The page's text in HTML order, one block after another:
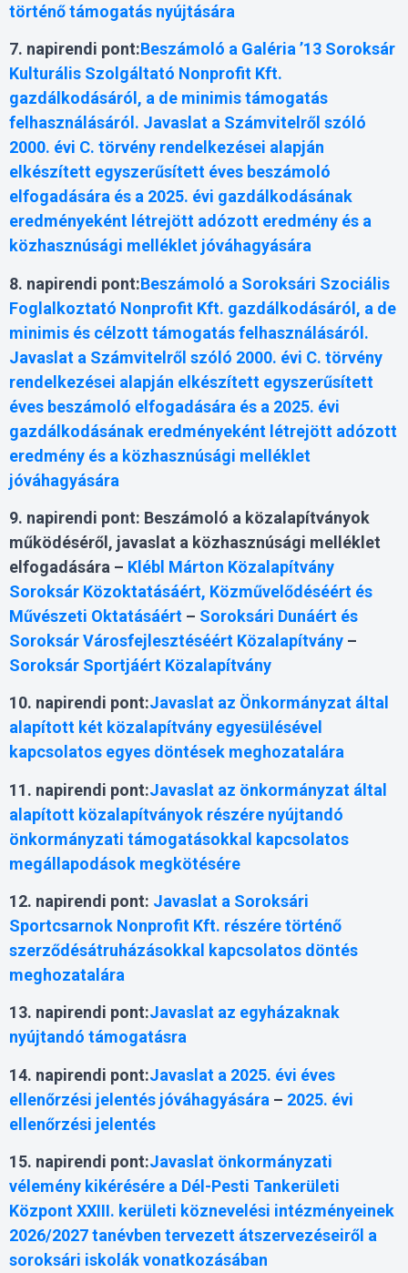
történő támogatás nyújtására
7. napirendi pont:Beszámoló a Galéria ’13 Soroksár
Kulturális Szolgáltató Nonprofit Kft.
gazdálkodásáról, a de minimis támogatás
felhasználásáról. Javaslat a Számvitelről szóló
2000. évi C. törvény rendelkezései alapján
elkészített egyszerűsített éves beszámoló
elfogadására és a 2025. évi gazdálkodásának
eredményeként létrejött adózott eredmény és a
közhasznúsági melléklet jóváhagyására
8. napirendi pont:Beszámoló a Soroksári Szociális
Foglalkoztató Nonprofit Kft. gazdálkodásáról, a de
minimis és célzott támogatás felhasználásáról.
Javaslat a Számvitelről szóló 2000. évi C. törvény
rendelkezései alapján elkészített egyszerűsített
éves beszámoló elfogadására és a 2025. évi
gazdálkodásának eredményeként létrejött adózott
eredmény és a közhasznúsági melléklet
jóváhagyására
9. napirendi pont: Beszámoló a közalapítványok
működéséről, javaslat a közhasznúsági melléklet
elfogadására – Klébl Márton Közalapítvány
Soroksár Közoktatásáért, Közművelődéséért és
Művészeti Oktatásáért – Soroksári Dunáért és
Soroksár Városfejlesztéséért Közalapítvány –
Soroksár Sportjáért Közalapítvány
10. napirendi pont:Javaslat az Önkormányzat által
alapított két közalapítvány egyesülésével
kapcsolatos egyes döntések meghozatalára
11. napirendi pont:Javaslat az önkormányzat által
alapított közalapítványok részére nyújtandó
önkormányzati támogatásokkal kapcsolatos
megállapodások megkötésére
12. napirendi pont: Javaslat a Soroksári
Sportcsarnok Nonprofit Kft. részére történő
szerződésátruházásokkal kapcsolatos döntés
meghozatalára
13. napirendi pont:Javaslat az egyházaknak
nyújtandó támogatásra
14. napirendi pont:Javaslat a 2025. évi éves
ellenőrzési jelentés jóváhagyására – 2025. évi
ellenőrzési jelentés
15. napirendi pont:Javaslat önkormányzati
vélemény kikérésére a Dél-Pesti Tankerületi
Központ XXIII. kerületi köznevelési intézményeinek
2026/2027 tanévben tervezett átszervezéseiről a
soroksári iskolák vonatkozásában